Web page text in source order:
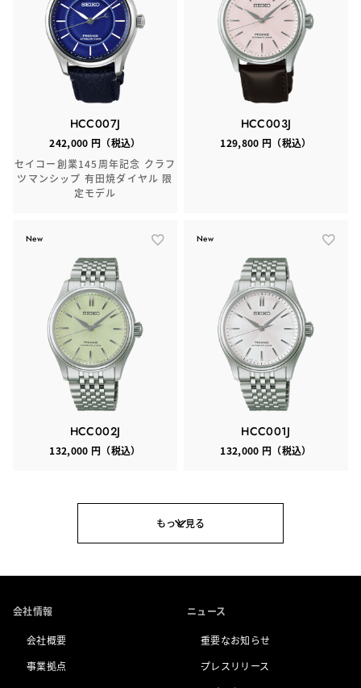
HCC007J
242,000 円（税込）
セイコー創業145周年記念 クラフ
ツマンシップ 有田焼ダイヤル 限
定モデル
HCC003J
129,800 円（税込）
New
HCC002J
132,000 円（税込）
New
HCC001J
132,000 円（税込）
もっと見る
会社情報
会社概要
事業拠点
ニュース
重要なお知らせ
プレスリリース